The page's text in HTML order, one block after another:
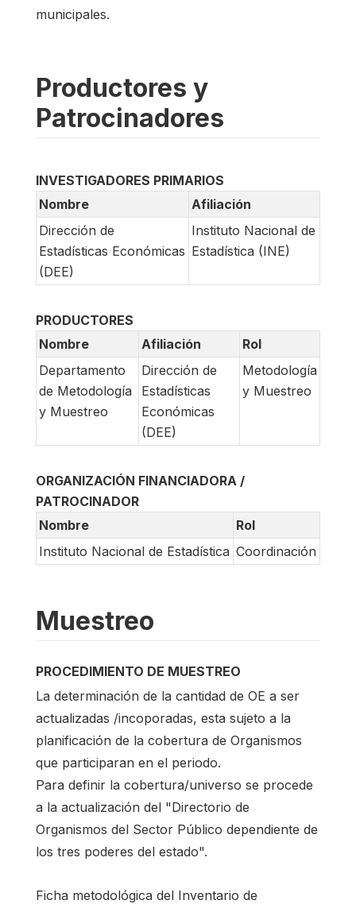
municipales.
Productores y
Patrocinadores
INVESTIGADORES PRIMARIOS
Nombre
Afiliación
Dirección de
Estadísticas Económicas
(DEE)
Instituto Nacional de
Estadística (INE)
PRODUCTORES
Nombre
Afiliación
Rol
Departamento
de Metodología
y Muestreo
Dirección de
Estadísticas
Económicas
(DEE)
Metodología
y Muestreo
ORGANIZACIÓN FINANCIADORA /
PATROCINADOR
Nombre
Rol
Instituto Nacional de Estadística Coordinación
Muestreo
PROCEDIMIENTO DE MUESTREO
La determinación de la cantidad de OE a ser
actualizadas /incoporadas, esta sujeto a la
planificación de la cobertura de Organismos
que participaran en el periodo.
Para definir la cobertura/universo se procede
a la actualización del "Directorio de
Organismos del Sector Público dependiente de
los tres poderes del estado".
Ficha metodológica del Inventario de